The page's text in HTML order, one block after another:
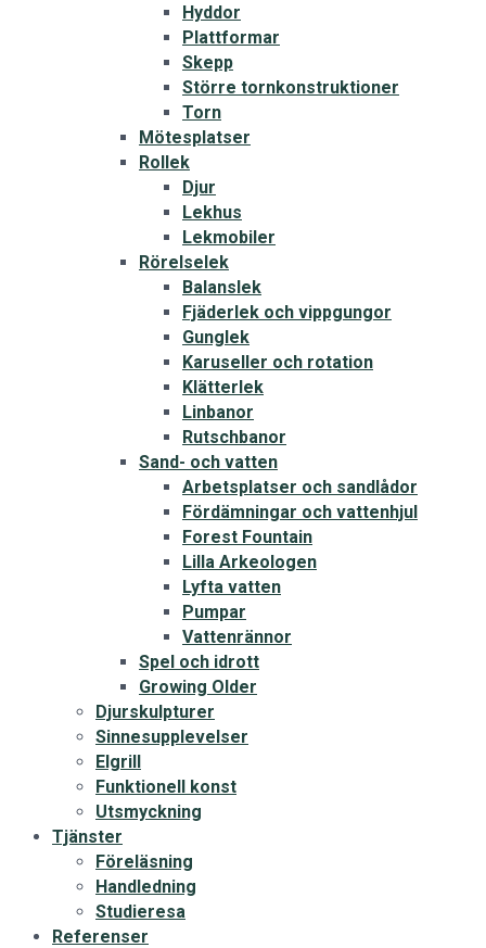
Hyddor
Plattformar
Skepp
Större tornkonstruktioner
Torn
Mötesplatser
Rollek
Djur
Lekhus
Lekmobiler
Rörelselek
Balanslek
Fjäderlek och vippgungor
Gunglek
Karuseller och rotation
Klätterlek
Linbanor
Rutschbanor
Sand- och vatten
Arbetsplatser och sandlådor
Fördämningar och vattenhjul
Forest Fountain
Lilla Arkeologen
Lyfta vatten
Pumpar
Vattenrännor
Spel och idrott
Growing Older
Djurskulpturer
Sinnesupplevelser
Elgrill
Funktionell konst
Utsmyckning
Tjänster
Föreläsning
Handledning
Studieresa
Referenser